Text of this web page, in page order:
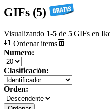
GIFs (5)
Visualizando 1-5 de 5 GIFs en
Ordenar items
Numero:
Clasificación:
Orden: